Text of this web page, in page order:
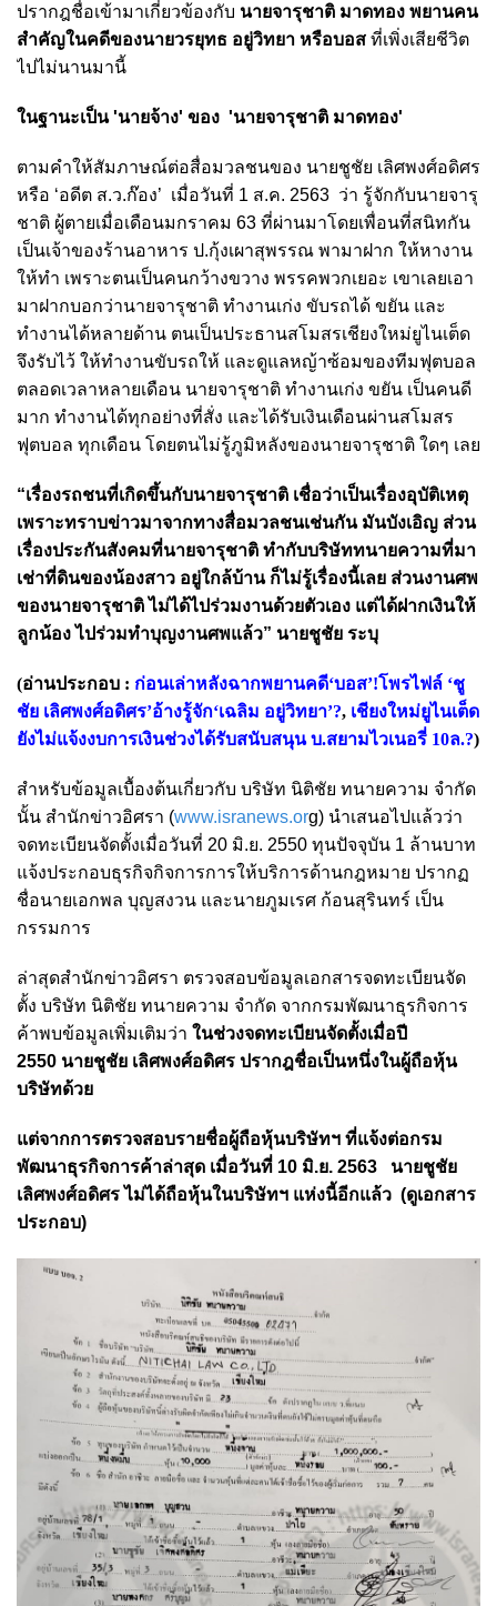
ปรากฎชื่อเข้ามาเกี่ยวข้องกับ นายจารุชาติ มาดทอง พยานคน
สำคัญในคดีของนายวรยุทธ อยู่วิทยา หรือบอส ที่เพิ่งเสียชีวิต
ไปไม่นานมานี้
ในฐานะเป็น 'นายจ้าง' ของ 'นายจารุชาติ มาดทอง'
ตามคำให้สัมภาษณ์ต่อสื่อมวลชนของ นายชูชัย เลิศพงศ์อดิศร
หรือ ‘อดีต ส.ว.ก๊อง’ เมื่อวันที่ 1 ส.ค. 2563 ว่า รู้จักกับนายจารุ
ชาติ ผู้ตายเมื่อเดือนมกราคม 63 ที่ผ่านมาโดยเพื่อนที่สนิทกัน
เป็นเจ้าของร้านอาหาร ป.กุ้งเผาสุพรรณ พามาฝาก ให้หางาน
ให้ทำ เพราะตนเป็นคนกว้างขวาง พรรคพวกเยอะ เขาเลยเอา
มาฝากบอกว่านายจารุชาติ ทำงานเก่ง ขับรถได้ ขยัน และ
ทำงานได้หลายด้าน ตนเป็นประธานสโมสรเชียงใหม่ยูไนเต็ด
จึงรับไว้ ให้ทำงานขับรถให้ และดูแลหญ้าซ้อมของทีมฟุตบอล
ตลอดเวลาหลายเดือน นายจารุชาติ ทำงานเก่ง ขยัน เป็นคนดี
มาก ทำงานได้ทุกอย่างที่สั่ง และได้รับเงินเดือนผ่านสโมสร
ฟุตบอล ทุกเดือน โดยตนไม่รู้ภูมิหลังของนายจารุชาติ ใดๆ เลย
“เรื่องรถชนที่เกิดขึ้นกับนายจารุชาติ เชื่อว่าเป็นเรื่องอุบัติเหตุ
เพราะทราบข่าวมาจากทางสื่อมวลชนเช่นกัน มันบังเอิญ ส่วน
เรื่องประกันสังคมที่นายจารุชาติ ทำกับบริษัททนายความที่มา
เช่าที่ดินของน้องสาว อยู่ใกล้บ้าน ก็ไม่รู้เรื่องนี้เลย ส่วนงานศพ
ของนายจารุชาติ ไม่ได้ไปร่วมงานด้วยตัวเอง แต่ได้ฝากเงินให้
ลูกน้อง ไปร่วมทำบุญงานศพแล้ว” นายชูชัย ระบุ
(อ่านประกอบ : ก่อนเล่าหลังฉากพยานคดี‘บอส’!โพรไฟล์ ‘ชู
ชัย เลิศพงศ์อดิศร’อ้างรู้จัก‘เฉลิม อยู่วิทยา’?, เชียงใหม่ยูไนเต็ด
ยังไม่แจ้งงบการเงินช่วงได้รับสนับสนุน บ.สยามไวเนอรี่ 10ล.?)
สำหรับข้อมูลเบื้องต้นเกี่ยวกับ บริษัท นิติชัย ทนายความ จำกัด
นั้น สำนักข่าวอิศรา (www.isranews.org) นำเสนอไปแล้วว่า
จดทะเบียนจัดตั้งเมื่อวันที่ 20 มิ.ย. 2550 ทุนปัจจุบัน 1 ล้านบาท
แจ้งประกอบธุรกิจกิจการการให้บริการด้านกฎหมาย ปรากฏ
ชื่อนายเอกพล บุญสงวน และนายภูมเรศ ก้อนสุรินทร์ เป็น
กรรมการ
ล่าสุดสำนักข่าวอิศรา ตรวจสอบข้อมูลเอกสารจดทะเบียนจัด
ตั้ง บริษัท นิติชัย ทนายความ จำกัด จากกรมพัฒนาธุรกิจการ
ค้าพบข้อมูลเพิ่มเติมว่า ในช่วงจดทะเบียนจัดตั้งเมื่อปี
2550 นายชูชัย เลิศพงศ์อดิศร ปรากฎชื่อเป็นหนึ่งในผู้ถือหุ้น
บริษัทด้วย
แต่จากการตรวจสอบรายชื่อผู้ถือหุ้นบริษัทฯ ที่แจ้งต่อกรม
พัฒนาธุรกิจการค้าล่าสุด เมื่อวันที่ 10 มิ.ย. 2563 นายชูชัย
เลิศพงศ์อดิศร ไม่ได้ถือหุ้นในบริษัทฯ แห่งนี้อีกแล้ว (ดูเอกสาร
ประกอบ)